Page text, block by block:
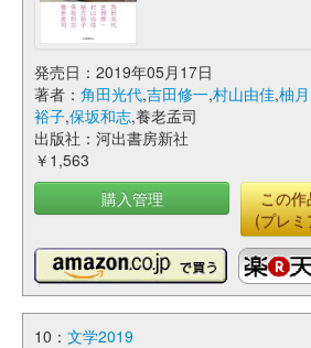
発売日：2019年05月17日
著者： 角田光代,吉田修一,村山由佳,柚月
裕子,保坂和志,養老孟司
出版社：河出書房新社
￥1,563
購入管理
この
(プレ
10： 文学2019